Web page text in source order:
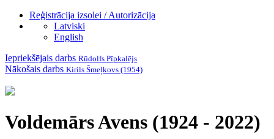
Reģistrācija izsolei / Autorizācija
Latviski
English
Iepriekšējais darbs Rūdolfs Pīpkalējs
Nākošais darbs Kirils Šmeļkovs (1954)
Voldemārs Avens (1924 - 2022)